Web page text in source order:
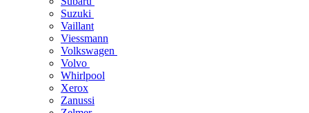
Suzuki
Vaillant
Viessmann
Volkswagen
Volvo
Whirlpool
Xerox
Zanussi